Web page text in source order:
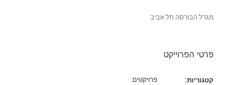
מגדל הבורסה תל אביב
פרטי הפרוייקט
קטגוריות:
פרויקטים